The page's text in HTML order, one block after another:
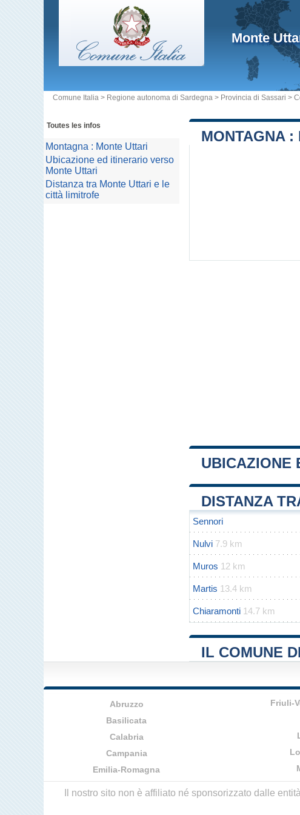
Monte
Comune Italia > Regione autonoma di Sardegna > Provincia di Sassari >
MONTAGNA :
UBICAZIONE
+
−
DISTANZA
Sennori
Nulvi 7.9 km
Muros 12 km
Martis 13.4 km
Chiaramonti 14.7 km
IL COMUNE
Toutes les infos
Montagna : Monte Uttari
Ubicazione ed itinerario verso
Monte Uttari
Distanza tra Monte Uttari e le
città limitrofe
Abruzzo
Basilicata
Calabria
Campania
Emilia-Romagna
Friuli-
Il nostro sito non è affiliato né sponsorizzato dalle